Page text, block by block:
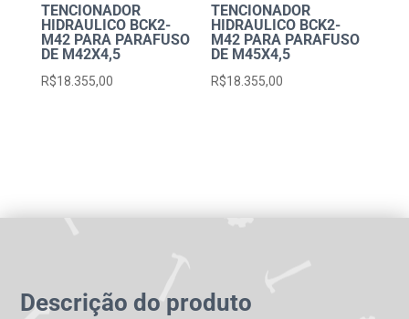
TENCIONADOR
HIDRAULICO BCK2-
M42 PARA PARAFUSO
DE M42X4,5
R$18.355,00
TENCIONADOR
HIDRAULICO BCK2-
M42 PARA PARAFUSO
DE M45X4,5
R$18.355,00
Descrição do produto